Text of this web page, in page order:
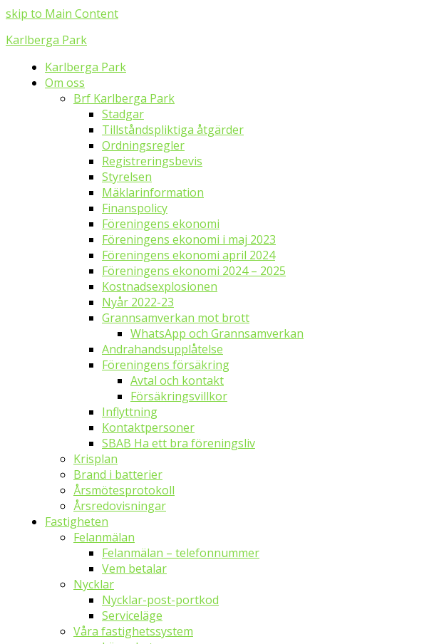
skip to Main Content
Karlberga Park
Karlberga Park
Om oss
Brf Karlberga Park
Stadgar
Tillståndspliktiga åtgärder
Ordningsregler
Registreringsbevis
Styrelsen
Mäklarinformation
Finanspolicy
Föreningens ekonomi
Föreningens ekonomi i maj 2023
Föreningens ekonomi april 2024
Föreningens ekonomi 2024 – 2025
Kostnadsexplosionen
Nyår 2022-23
Grannsamverkan mot brott
WhatsApp och Grannsamverkan
Andrahandsupplåtelse
Föreningens försäkring
Avtal och kontakt
Försäkringsvillkor
Inflyttning
Kontaktpersoner
SBAB Ha ett bra föreningsliv
Krisplan
Brand i batterier
Årsmötesprotokoll
Årsredovisningar
Fastigheten
Felanmälan
Felanmälan – telefonnummer
Vem betalar
Nycklar
Nycklar-post-portkod
Serviceläge
Våra fastighetssystem